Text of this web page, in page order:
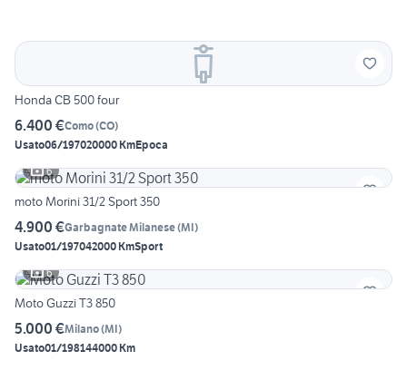
Honda CB 500 four
6.400 €Como(CO)
Usato06/197020000 KmEpoca
6
moto Morini 31/2 Sport 350
4.900 €Garbagnate Milanese(MI)
Usato01/197042000 KmSport
6
Moto Guzzi T3 850
5.000 €Milano(MI)
Usato01/198144000 Km